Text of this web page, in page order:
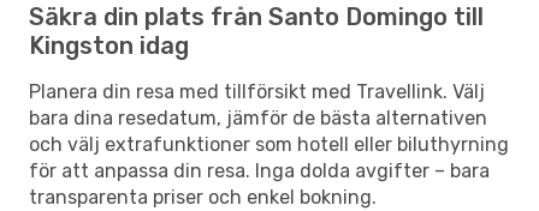
Säkra din plats från Santo Domingo till
Kingston idag
Planera din resa med tillförsikt med Travellink. Välj
bara dina resedatum, jämför de bästa alternativen
och välj extrafunktioner som hotell eller biluthyrning
för att anpassa din resa. Inga dolda avgifter – bara
transparenta priser och enkel bokning.